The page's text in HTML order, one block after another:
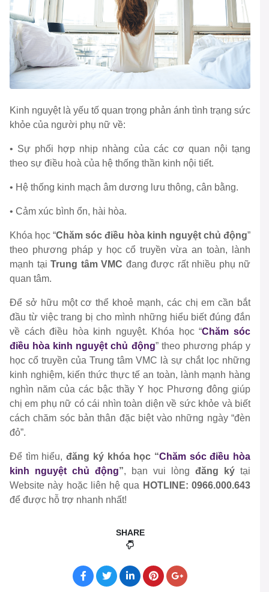
Kinh nguyệt là yếu tố quan trọng phản ánh tình trạng sức
khỏe của người phụ nữ về:
• Sự phối hợp nhịp nhàng của các cơ quan nội tạng
theo sự điều hoà của hệ thống thần kinh nội tiết.
• Hệ thống kinh mạch âm dương lưu thông, cân bằng.
• Cảm xúc bình ổn, hài hòa.
Khóa học “Chăm sóc điều hòa kinh nguyệt chủ động”
theo phương pháp y học cổ truyền vừa an toàn, lành
mạnh tại Trung tâm VMC đang được rất nhiều phụ nữ
quan tâm.
Để sở hữu một cơ thể khoẻ mạnh, các chị em cần bắt
đầu từ việc trang bị cho mình những hiểu biết đúng đắn
về cách điều hòa kinh nguyệt. Khóa học “Chăm sóc
điều hòa kinh nguyệt chủ động” theo phương pháp y
học cổ truyền của Trung tâm VMC là sự chắt lọc những
kinh nghiệm, kiến thức thực tế an toàn, lành mạnh hàng
nghìn năm của các bậc thầy Y học Phương đông giúp
chị em phụ nữ có cái nhìn toàn diện về sức khỏe và biết
cách chăm sóc bản thân đặc biệt vào những ngày “đèn
đỏ”.
Để tìm hiểu,đăng ký khóa học “Chăm sóc điều hòa
kinh nguyệt chủ động”, bạn vui lòng đăng ký tại
Website này hoặc liên hệ qua HOTLINE: 0966.000.643
để được hỗ trợ nhanh nhất!
SHARE